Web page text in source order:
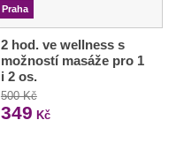
Praha
2 hod. ve wellness s
možností masáže pro 1
i 2 os.
500 Kč
349 Kč